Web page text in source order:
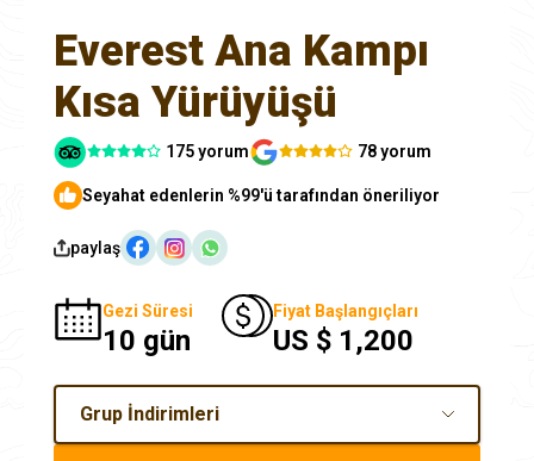
Everest Ana Kampı
Kısa Yürüyüşü
175 yorum 78 yorum
Seyahat edenlerin %99'ü tarafından öneriliyor
paylaş
Gezi Süresi
10 gün
Fiyat Başlangıçları
US $ 1,200
Grup İndirimleri